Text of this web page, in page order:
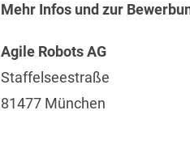
Mehr Infos und zur
Agile Robots AG
Staffelseestraße
81477 München